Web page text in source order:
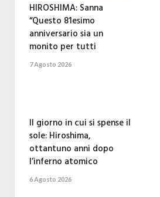
HIROSHIMA: Sanna
“Questo 81esimo
anniversario sia un
monito per tutti
7 Agosto 2026
Il giorno in cui si spense il
sole: Hiroshima,
ottantuno anni dopo
l’inferno atomico
6 Agosto 2026